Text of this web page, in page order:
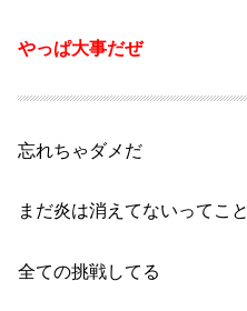
やっぱ大事だぜ
忘れちゃダメだ
まだ炎は消えてないってこと
全ての挑戦してる